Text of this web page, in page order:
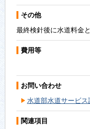
その他
最終検針後に水道料金
費用等
お問い合わせ
水道部水道サービス
関連項目